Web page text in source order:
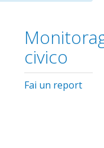
civico
Fai un report